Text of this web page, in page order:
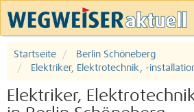
Startseite
Berlin Schöneberg
Elektriker, Elektrotechnik, -
Elektriker,